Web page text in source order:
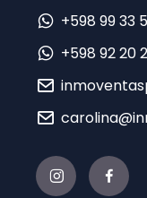
+598 99 33
+598 92 20